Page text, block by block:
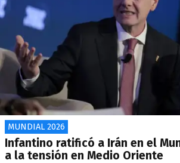
MUNDIAL 2026
Infantino ratificó a Irán en el
a la tensión en Medio Oriente